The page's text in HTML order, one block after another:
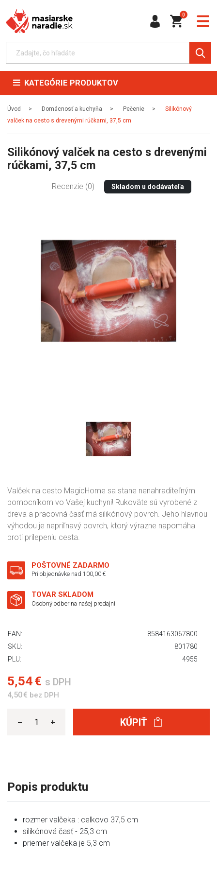
0
KATEGÓRIE PRODUKTOV
Úvod Domácnosť a kuchyňa Pečenie
Silikónový
valček na cesto s drevenými rúčkami, 37,5 cm
Silikónový valček na cesto s drevenými
rúčkami, 37,5 cm
Recenzie (0) Skladom u dodávateľa
Valček na cesto MagicHome sa stane nenahraditeľným
pomocníkom vo Vašej kuchyni! Rukoväte sú vyrobené z
dreva a pracovná časť má silikónový povrch. Jeho hlavnou
výhodou je nepriľnavý povrch, ktorý výrazne napomáha
proti prilepeniu cesta.
POŠTOVNÉ ZADARMO
Pri objednávke nad 100,00 €
TOVAR SKLADOM
Osobný odber na našej predajni
EAN:
8584163067800
SKU:
801780
PLU:
4955
5,54 € s DPH
4,50 € bez DPH
KÚPIŤ
Popis produktu
rozmer valčeka : celkovo 37,5 cm
silikónová časť - 25,3 cm
priemer valčeka je 5,3 cm